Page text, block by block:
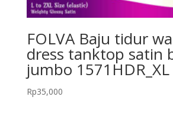
FOLVA Baju tidur
dress tanktop satin
jumbo 1571HDR_XL
Rp35,000